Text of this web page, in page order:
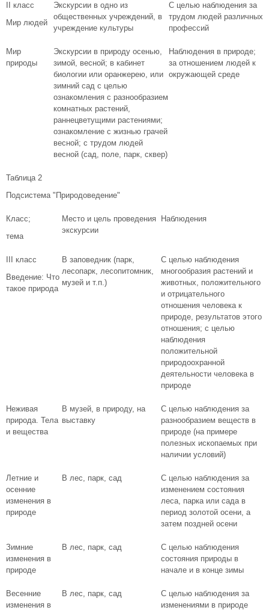
II класс
Мир людей
Экскурсии в одно из
общественных учреждений, в
учреждение культуры
С целью наблюдения за
трудом людей различных
профессий
Мир
природы
Экскурсии в природу осенью,
зимой, весной; в кабинет
биологии или оранжерею, или
зимний сад с целью
ознакомления с разнообразием
комнатных растений,
раннецветущими растениями;
ознакомление с жизнью грачей
весной; с трудом людей
весной (сад, поле, парк, сквер)
Наблюдения в природе;
за отношением людей к
окружающей среде
Таблица 2
Подсистема "Природоведение"
Класс;
тема
Место и цель проведения
экскурсии
Наблюдения
III класс
Введение: Что
такое природа
В заповедник (парк,
лесопарк, лесопитомник,
музей и т.п.)
С целью наблюдения
многообразия растений и
животных, положительного
и отрицательного
отношения человека к
природе, результатов этого
отношения; с целью
наблюдения
положительной
природоохранной
деятельности человека в
природе
Неживая
природа. Тела
и вещества
В музей, в природу, на
выставку
С целью наблюдения за
разнообразием веществ в
природе (на примере
полезных ископаемых при
наличии условий)
Летние и
осенние
изменения в
природе
В лес, парк, сад
С целью наблюдения за
изменением состояния
леса, парка или сада в
период золотой осени, а
затем поздней осени
Зимние
изменения в
природе
В лес, парк, сад
С целью наблюдения
состояния природы в
начале и в конце зимы
Весенние
изменения в
В лес, парк, сад
С целью наблюдения за
изменениями в природе